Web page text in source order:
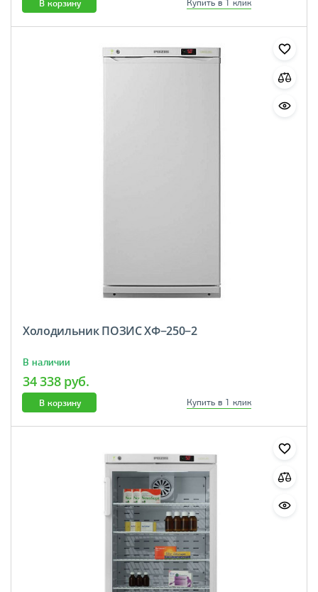
В корзину Купить в 1 клик
Холодильник ПОЗИС ХФ−250−2
В наличии
34 338 руб.
В корзину Купить в 1 клик